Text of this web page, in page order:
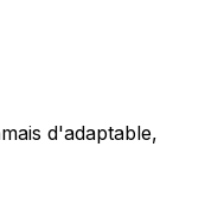
d'adaptable,